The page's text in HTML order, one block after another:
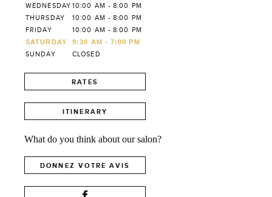
WEDNESDAY 10:00 AM - 8:00 PM
THURSDAY
10:00 AM - 8:00 PM
FRIDAY
10:00 AM - 8:00 PM
SATURDAY
9:30 AM - 7:00 PM
SUNDAY
CLOSED
RATES
ITINERARY
What do you think about our salon?
DONNEZ VOTRE AVIS